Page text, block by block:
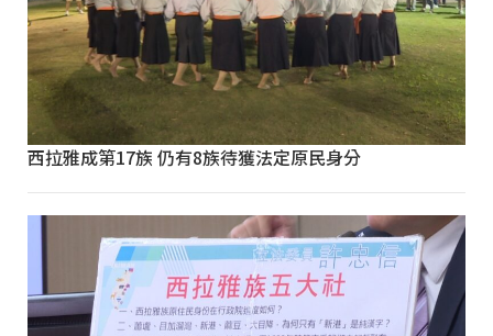
西拉雅成第17族 仍有8族待獲法定原民身分